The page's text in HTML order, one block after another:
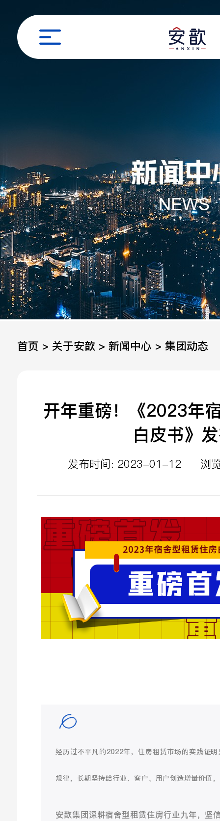
首页 > 关于安歆 > 新闻中心 > 集团动态
开年重磅！《2023年
白皮书》
发布时间: 2023-01-12 浏
经历过不平凡的2022年，住房租赁市场的实践证
规律，长期坚持给行业、客户、用户创造增量价值
安歆集团深耕宿舍型租赁住房行业九年，坚
姓名
手机
公司
邮箱
留言
立即提交